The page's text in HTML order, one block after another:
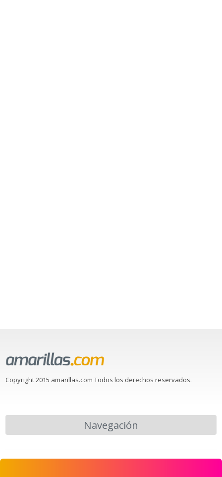
Copyright 2015 amarillas.com Todos los derechos reservados.
Navegación